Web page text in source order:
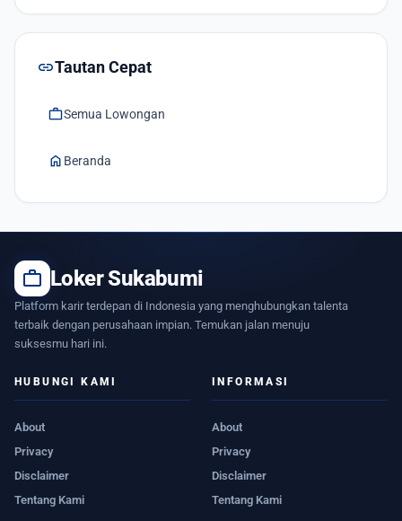
linkTautan Cepat
workSemua Lowongan
home Beranda
work Loker Sukabumi
Platform karir terdepan di Indonesia yang menghubungkan talenta
terbaik dengan perusahaan impian. Temukan jalan menuju
suksesmu hari ini.
HUBUNGI KAMI
About
Privacy
Disclaimer
Tentang Kami
INFORMASI
About
Privacy
Disclaimer
Tentang Kami